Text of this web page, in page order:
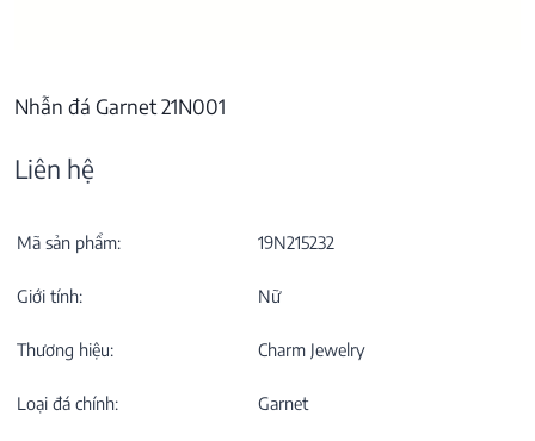
Nhẫn đá Garnet 21N001
Liên hệ
Mã sản phẩm: 19N215232
Giới tính: Nữ
Thương hiệu: Charm Jewelry
Loại đá chính: Garnet